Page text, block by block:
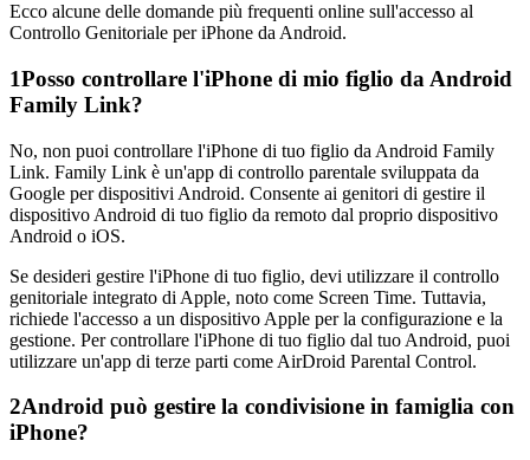
Ecco alcune delle domande più frequenti online sull'accesso al
Controllo Genitoriale per iPhone da Android.
1Posso controllare l'iPhone di mio figlio da Android
Family Link?
No, non puoi controllare l'iPhone di tuo figlio da Android Family
Link. Family Link è un'app di controllo parentale sviluppata da
Google per dispositivi Android. Consente ai genitori di gestire il
dispositivo Android di tuo figlio da remoto dal proprio dispositivo
Android o iOS.
Se desideri gestire l'iPhone di tuo figlio, devi utilizzare il controllo
genitoriale integrato di Apple, noto come Screen Time. Tuttavia,
richiede l'accesso a un dispositivo Apple per la configurazione e la
gestione. Per controllare l'iPhone di tuo figlio dal tuo Android, puoi
utilizzare un'app di terze parti come AirDroid Parental Control.
2Android può gestire la condivisione in famiglia con
iPhone?